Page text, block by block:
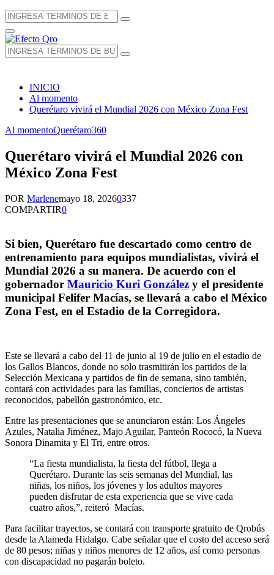
Búsqueda
de:
Búsqueda
Menú
Principal
Búsqueda
de:
Búsqueda
INICIO
Al momento
Querétaro vivirá el Mundial 2026 con México Zona Fest
Al momentoQuerétaro360
Querétaro vivirá el Mundial 2026 con
México Zona Fest
POR Marlenemayo 18, 20260337
COMPARTIR0
Si bien, Querétaro fue descartado como centro de
entrenamiento para equipos mundialistas, vivirá el
Mundial 2026 a su manera. De acuerdo con el
gobernador Mauricio Kuri González y el presidente
municipal Felifer Macías, se llevará a cabo el México
Zona Fest, en el Estadio de la Corregidora.
Este se llevará a cabo del 11 de junio al 19 de julio en el estadio de
los Gallos Blancos, donde no solo trasmitirán los partidos de la
Selección Mexicana y partidos de fin de semana, sino también,
contará con actividades para las familias, conciertos de artistas
reconocidos, pabellón gastronómico, etc.
Entre las presentaciones que se anunciaron están: Los Ángeles
Azules, Natalia Jiménez, Majo Aguilar, Panteón Rococó, la Nueva
Sonora Dinamita y El Tri, entre otros.
“La fiesta mundialista, la fiesta del fútbol, llega a
Querétaro. Durante las seis semanas del Mundial, las
niñas, los niños, los jóvenes y los adultos mayores
pueden disfrutar de esta experiencia que se vive cada
cuatro años,”, reiteró Macías.
Para facilitar trayectos, se contará con transporte gratuito de Qrobús
desde la Alameda Hidalgo. Cabe señalar que el costo del acceso será
de 80 pesos; niñas y niños menores de 12 años, así como personas
con discapacidad no pagarán boleto.